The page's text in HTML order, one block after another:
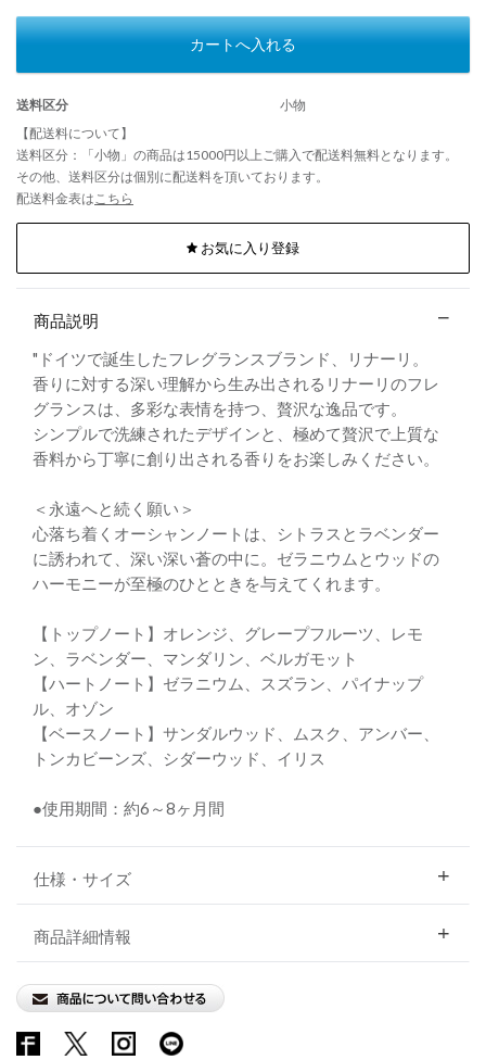
カートへ入れる
送料区分
小物
【配送料について】
送料区分：「小物」の商品は15000円以上ご購入で配送料無料となります。
その他、送料区分は個別に配送料を頂いております。
配送料金表は こちら
お気に入り登録
商品説明
"ドイツで誕生したフレグランスブランド、リナーリ。
香りに対する深い理解から生み出されるリナーリのフレ
グランスは、多彩な表情を持つ、贅沢な逸品です。
シンプルで洗練されたデザインと、極めて贅沢で上質な
香料から丁寧に創り出される香りをお楽しみください。
＜永遠へと続く願い＞
心落ち着くオーシャンノートは、シトラスとラベンダー
に誘われて、深い深い蒼の中に。ゼラニウムとウッドの
ハーモニーが至極のひとときを与えてくれます。
【トップノート】オレンジ、グレープフルーツ、レモ
ン、ラベンダー、マンダリン、ベルガモット
【ハートノート】ゼラニウム、スズラン、パイナップ
ル、オゾン
【ベースノート】サンダルウッド、ムスク、アンバー、
トンカビーンズ、シダーウッド、イリス
●使用期間：約6～8ヶ月間
仕様・サイズ
商品詳細情報